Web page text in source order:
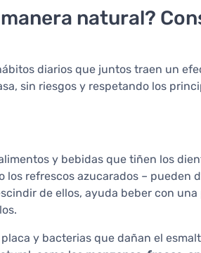
natural?
diarios que juntos traen un
sin riesgos y respetando los
y bebidas que tiñen los
los refrescos azucarados – pueden
de ellos, ayuda beber con una
y bacterias que dañan el